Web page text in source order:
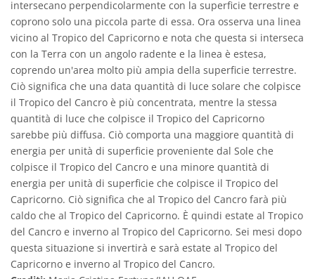
intersecano perpendicolarmente con la superficie terrestre e
coprono solo una piccola parte di essa. Ora osserva una linea
vicino al Tropico del Capricorno e nota che questa si interseca
con la Terra con un angolo radente e la linea è estesa,
coprendo un'area molto più ampia della superficie terrestre.
Ciò significa che una data quantità di luce solare che colpisce
il Tropico del Cancro è più concentrata, mentre la stessa
quantità di luce che colpisce il Tropico del Capricorno
sarebbe più diffusa. Ciò comporta una maggiore quantità di
energia per unità di superficie proveniente dal Sole che
colpisce il Tropico del Cancro e una minore quantità di
energia per unità di superficie che colpisce il Tropico del
Capricorno. Ciò significa che al Tropico del Cancro farà più
caldo che al Tropico del Capricorno. È quindi estate al Tropico
del Cancro e inverno al Tropico del Capricorno. Sei mesi dopo
questa situazione si invertirà e sarà estate al Tropico del
Capricorno e inverno al Tropico del Cancro.